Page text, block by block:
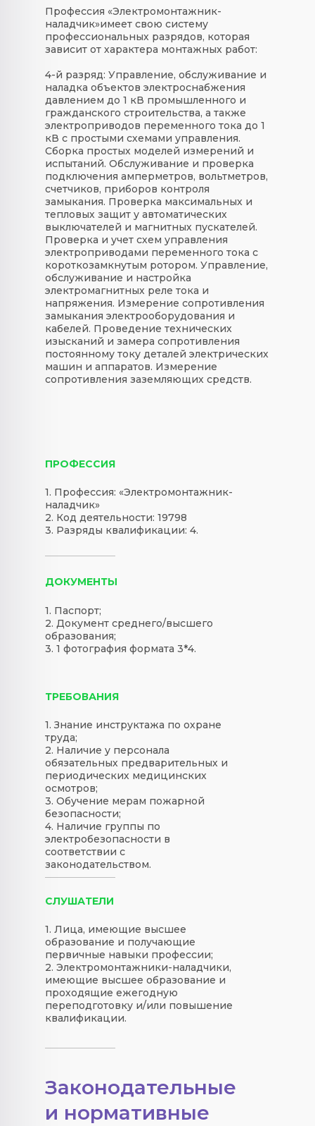
Профессия «Электромонтажник-
наладчик»имеет свою систему
профессиональных разрядов, которая
зависит от характера монтажных работ:
4-й разряд: Управление, обслуживание и
наладка объектов электроснабжения
давлением до 1 кВ промышленного и
гражданского строительства, а также
электроприводов переменного тока до 1
кВ с простыми схемами управления.
Сборка простых моделей измерений и
испытаний. Обслуживание и проверка
подключения амперметров, вольтметров,
счетчиков, приборов контроля
замыкания. Проверка максимальных и
тепловых защит у автоматических
выключателей и магнитных пускателей.
Проверка и учет схем управления
электроприводами переменного тока с
короткозамкнутым ротором. Управление,
обслуживание и настройка
электромагнитных реле тока и
напряжения. Измерение сопротивления
замыкания электрооборудования и
кабелей. Проведение технических
изысканий и замера сопротивления
постоянному току деталей электрических
машин и аппаратов. Измерение
сопротивления заземляющих средств.
ПРОФЕССИЯ
ДОКУМЕНТЫ
СЛУШАТЕЛИ
ТРЕБОВАНИЯ
1. Профессия: «Электромонтажник-
наладчик»
2. Код деятельности: 19798
3. Разряды квалификации: 4.
1. Паспорт;
2. Документ среднего/высшего
образования;
3. 1 фотография формата 3*4.
1. Лица, имеющие высшее
образование и получающие
первичные навыки профессии;
2. Электромонтажники-наладчики,
имеющие высшее образование и
проходящие ежегодную
переподготовку и/или повышение
квалификации.
1. Знание инструктажа по охране
труда;
2. Наличие у персонала
обязательных предварительных и
периодических медицинских
осмотров;
3. Обучение мерам пожарной
безопасности;
4. Наличие группы по
электробезопасности в
соответствии с
законодательством.
Законодательные
и нормативные